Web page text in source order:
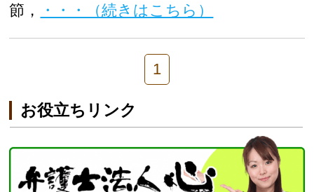
節，
・・・（続きはこちら）
1
お役立ちリンク